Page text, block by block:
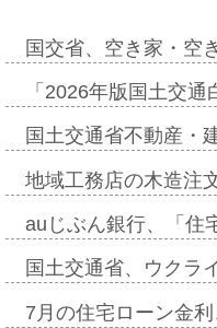
国交省、空き家・空
「2026年版国土交
国土交通省不動産・
地域工務店の木造注
auじぶん銀行、「住
国土交通省、ウクラ
7月の住宅ローン金